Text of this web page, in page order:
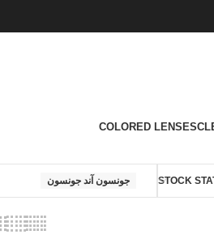
COLORED LENSES
جونسون آند جونسون STOCK